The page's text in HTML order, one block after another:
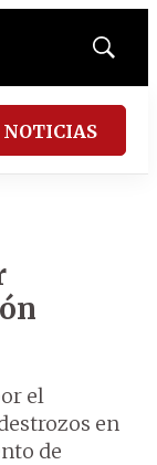
Mostrar
el
en
de